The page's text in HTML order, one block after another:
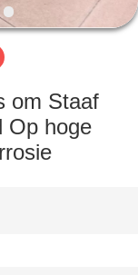
om Staaf
Op hoge